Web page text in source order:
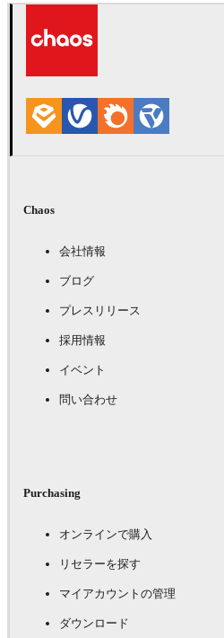
Chaos
会社情報
ブログ
プレスリリース
採用情報
イベント
問い合わせ
Purchasing
オンラインで購入
リセラーを探す
マイアカウントの管理
ダウンロード